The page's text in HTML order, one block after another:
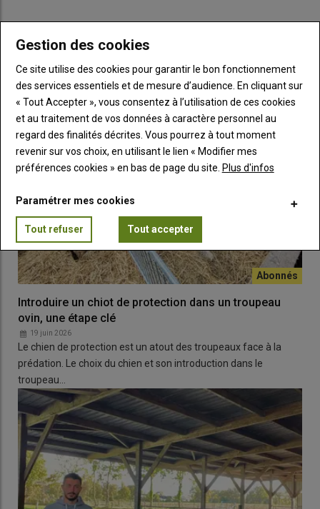
Quant à la ressource en eau
, elle n’apparaît pas comme un
facteur déterminant dans la répartition spatiale des troupeaux.
Ni les bovins ni les ovins n’ont montré de nette préférence pour
les bords des cours d’eau, même pendant les mois d’été les
plus chauds. L’étude suppose que c’est parce que l’eau est une
ressource
bien distribuéedans cette région des Pyrénées, et
que les ovins recherchent
avant tout des espaces ombragés
Les ovins font la fine bouche
Les ovins sont de loin plus sélectifsque les bovins et les
équins dans le choix des espèces végétales qu’ils
consomment. Ils s’efforcent activement deconsommer les
plantes plus riches en protéines. Pour le démontrer, les
scientifiques catalans ont comparé la quantité d’azote
moyenne disponible au pâturage et la quantité d’azote
moyenne contenue dans les excréments des animaux
pâturant. Pour les vaches, ce ratio est de 0,98, et pour les
chevaux, 0,81. Mais chez les ovins, la quantité d’azote des
fèces est
qu’ils sélectionnent les espèces plus riches en azote que
d’autres.
Pour aller plus loin :
"Geolocation tracking to monitor spatial distribution and
habitat selection of cows, horses and sheep grazing in
LES PLUS LUS
Introduire un chiot de protection dans un troupeau
ovin, une étape clé
19 juin 2026
Le chien de protection est un atout des troupeaux face à la
prédation. Le choix du chien et son introduction dans le
troupeau…
Gestion des cookies
Ce site utilise des cookies pour garantir le bon fonctionnement
des services essentiels et de mesure d’audience. En cliquant sur
« Tout Accepter », vous consentez à l’utilisation de ces cookies
et au traitement de vos données à caractère personnel au
regard des finalités décrites. Vous pourrez à tout moment
revenir sur vos choix, en utilisant le lien « Modifier mes
préférences cookies » en bas de page du site. Plus d'infos
Paramétrer mes cookies
Tout refuser Tout accepter